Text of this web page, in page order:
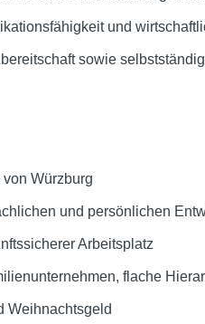
und
sowie
Würzburg
und persönlichen
Arbeitsplatz
flache
Weihnachtsgeld